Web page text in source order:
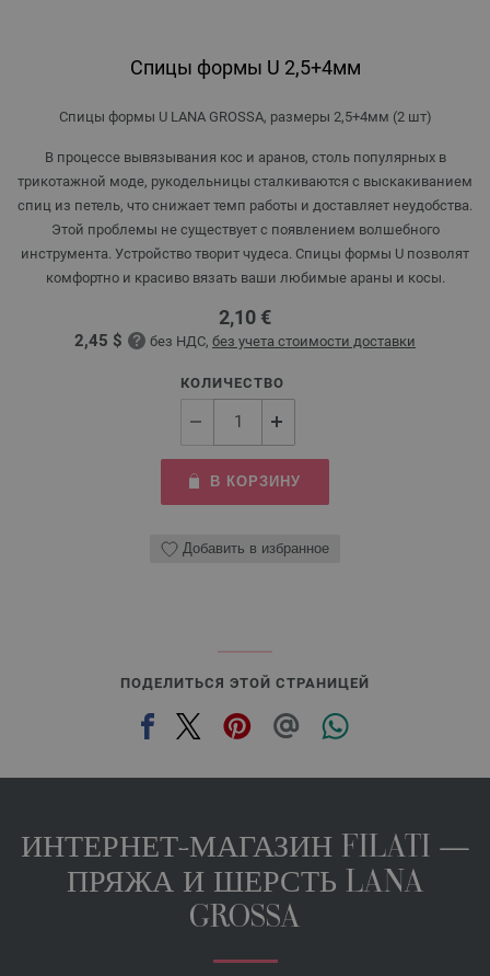
Спицы формы U 2,5+4мм
Спицы формы U LANA GROSSA, размеры 2,5+4мм (2 шт)
В процессе вывязывания кос и аранов, столь популярных в
трикотажной моде, рукодельницы сталкиваются с выскакиванием
спиц из петель, что снижает темп работы и доставляет неудобства.
Этой проблемы не существует с появлением волшебного
инструмента. Устройство творит чудеса. Спицы формы U позволят
комфортно и красиво вязать ваши любимые араны и косы.
2,10 €
2,45 $ без НДС, без учета стоимости доставки
КОЛИЧЕСТВО
В КОРЗИНУ
Добавить в избранное
ПОДЕЛИТЬСЯ ЭТОЙ СТРАНИЦЕЙ
ИНТЕРНЕТ-МАГАЗИН FILATI —
ПРЯЖА И ШЕРСТЬ LANA
GROSSA